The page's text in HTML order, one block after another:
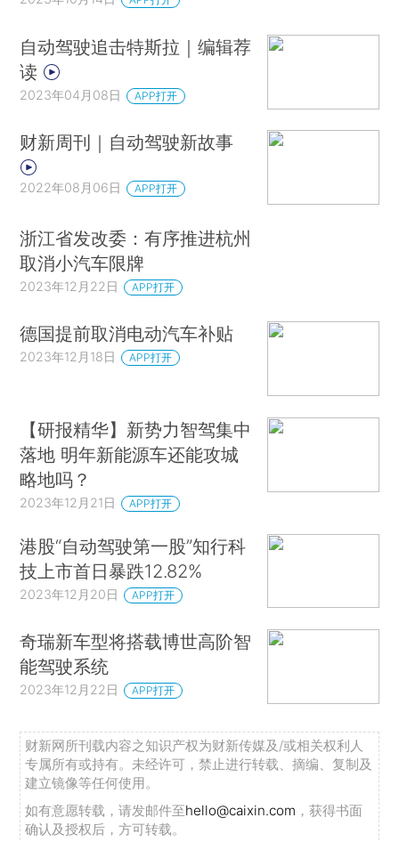
自动驾驶追击特斯拉｜编辑荐
读
2023年04月08日 APP打开
财新周刊｜自动驾驶新故事
2022年08月06日 APP打开
浙江省发改委：有序推进杭州
取消小汽车限牌
2023年12月22日 APP打开
德国提前取消电动汽车补贴
2023年12月18日 APP打开
【研报精华】新势力智驾集中
落地 明年新能源车还能攻城
略地吗？
2023年12月21日 APP打开
港股“自动驾驶第一股”知行科
技上市首日暴跌12.82%
2023年12月20日 APP打开
奇瑞新车型将搭载博世高阶智
能驾驶系统
2023年12月22日 APP打开
财新网所刊载内容之知识产权为财新传媒及/或相关权利人
专属所有或持有。未经许可，禁止进行转载、摘编、复制及
建立镜像等任何使用。
如有意愿转载，请发邮件至hello@caixin.com ，获得书面
确认及授权后，方可转载。